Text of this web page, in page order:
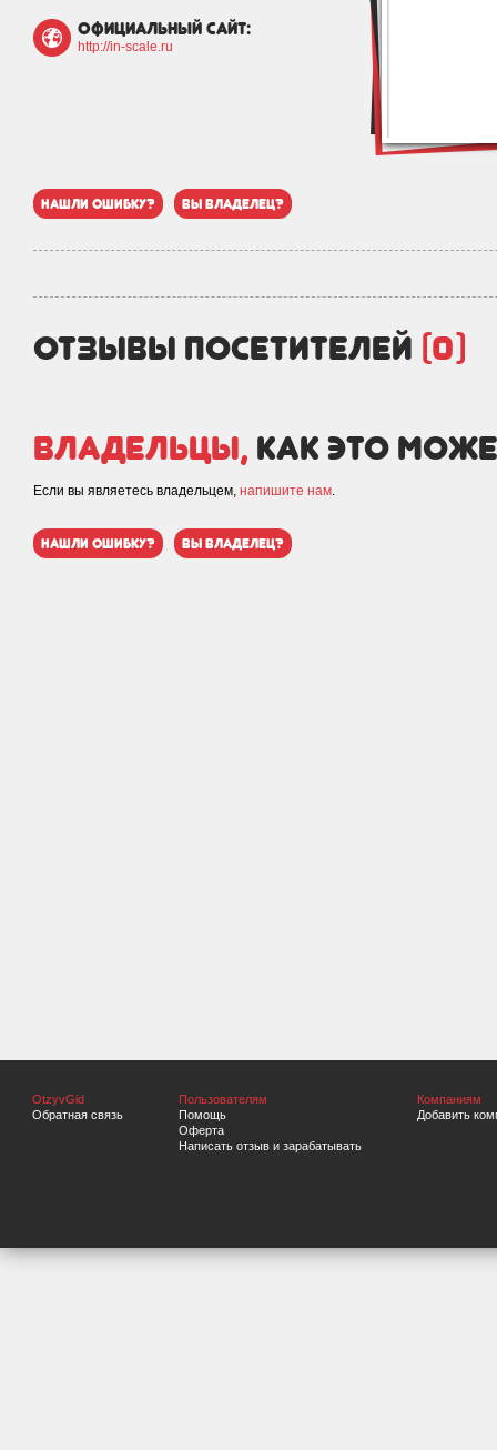
официальный сайт:
http://in-scale.ru
нашли ошибку? вы владелец?
отзывы посетителей (0)
Владельцы, как это
Если вы являетесь владельцем, напишите нам.
нашли ошибку? вы владелец?
OtzyvGid
Обратная связь
Пользователям
Помощь
Оферта
Написать отзыв и зарабатывать
Компаниям
Добавить